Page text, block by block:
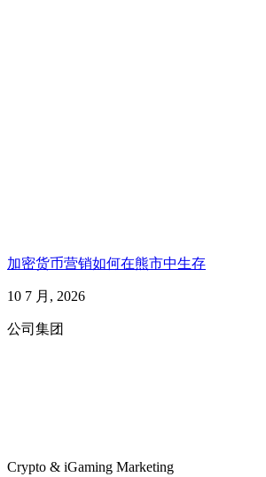
加密货币营销如何在熊市中生存
10 7 月, 2026
公司集团
Crypto & iGaming Marketing